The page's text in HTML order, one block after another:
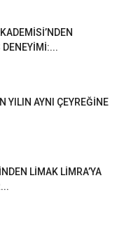
DENEYİMİ:...
YILIN AYNI ÇEYREĞİNE
LİMAK LİMRA’YA